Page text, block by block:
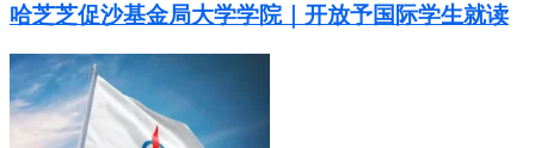
哈芝芝促沙基金局大学学院｜开放予国际学生就读